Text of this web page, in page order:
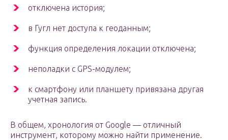
отключена история;
в Гугл нет доступа к геоданным;
функция определения локации отключена;
неполадки с GPS-модулем;
к смартфону или планшету привязана другая
учетная запись.
В общем, хронология от Google — отличный
инструмент, которому можно найти применение.